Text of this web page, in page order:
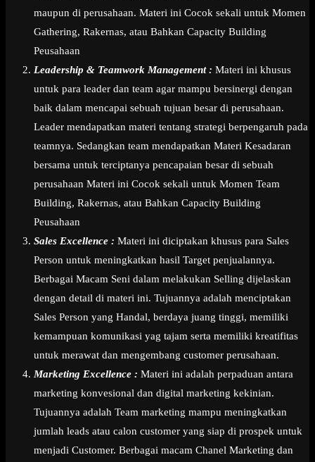
maupun di perusahaan. Materi ini Cocok sekali untuk Momen
Gathering, Rakernas, atau Bahkan Capacity Building
Peusahaan
Leadership & Teamwork Management : Materi ini khusus
untuk para leader dan team agar mampu bersinergi dengan
baik dalam mencapai sebuah tujuan besar di perusahaan.
Leader mendapatkan materi tentang strategi berpengaruh pada
teamnya. Sedangkan team mendapatkan Materi Kesadaran
bersama untuk terciptanya pencapaian besar di sebuah
perusahaan Materi ini Cocok sekali untuk Momen Team
Building, Rakernas, atau Bahkan Capacity Building
Peusahaan
Sales Excellence : Materi ini diciptakan khusus para Sales
Person untuk meningkatkan hasil Target penjualannya.
Berbagai Macam Seni dalam melakukan Selling dijelaskan
dengan detail di materi ini. Tujuannya adalah menciptakan
Sales Person yang Handal, berdaya juang tinggi, memiliki
kemampuan komunikasi yag tajam serta memiliki kreatifitas
untuk merawat dan mengembang customer perusahaan.
Marketing Excellence : Materi ini adalah perpaduan antara
marketing konvesional dan digital marketing kekinian.
Tujuannya adalah Team marketing mampu meningkatkan
jumlah leads atau calon customer yang siap di prospek untuk
menjadi Customer. Berbagai macam Chanel Marketing dan